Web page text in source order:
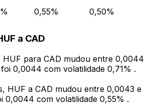
0,55% 0,50%
a CAD
HUF para CAD mudou entre 0,0044
0,0044 com volatilidade 0,71% .
HUF a CAD mudou entre 0,0043 e
0,0044 com volatilidade 0,55% .